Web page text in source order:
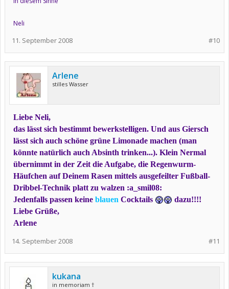
Neli
#10
11. September 2008
Arlene
stilles Wasser
Liebe Neli,
das lässt sich bestimmt bewerkstelligen. Und aus Giersch
lässt sich auch schöne grüne Limonade machen (man
könnte natürlich auch Absinth trinken...). Klein Nermal
übernimmt in der Zeit die Aufgabe, die Regenwurm-
Häufchen auf Deinem Rasen mittels ausgefeilter Fußball-
Dribbel-Technik platt zu walzen :a_smil08:
Jedenfalls passen keine blauen Cocktails
dazu!!!!
Liebe Grüße,
Arlene
#11
14. September 2008
kukana
in memoriam †